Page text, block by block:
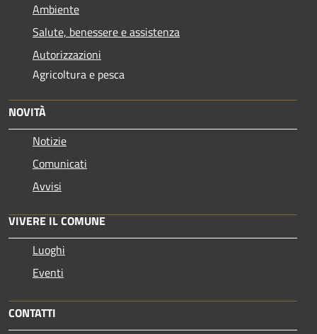
Ambiente
Salute, benessere e assistenza
Autorizzazioni
Agricoltura e pesca
NOVITÀ
Notizie
Comunicati
Avvisi
VIVERE IL COMUNE
Luoghi
Eventi
CONTATTI